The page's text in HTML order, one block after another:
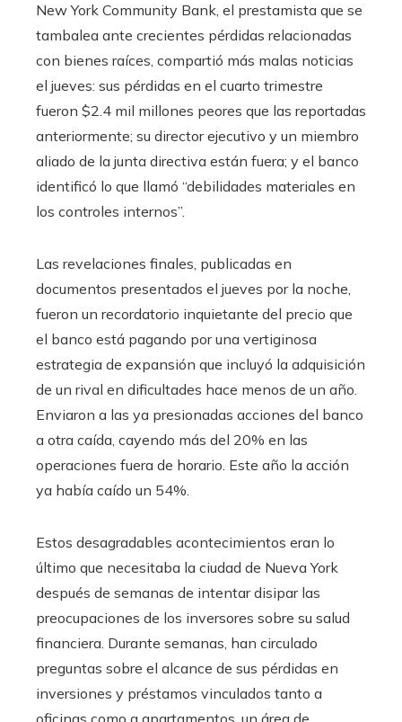
New York Community Bank, el prestamista que se
tambalea ante crecientes pérdidas relacionadas
con bienes raíces, compartió más malas noticias
el jueves: sus pérdidas en el cuarto trimestre
fueron $2.4 mil millones peores que las reportadas
anteriormente; su director ejecutivo y un miembro
aliado de la junta directiva están fuera; y el banco
identificó lo que llamó “debilidades materiales en
los controles internos”.
Las revelaciones finales, publicadas en
documentos presentados el jueves por la noche,
fueron un recordatorio inquietante del precio que
el banco está pagando por una vertiginosa
estrategia de expansión que incluyó la adquisición
de un rival en dificultades hace menos de un año.
Enviaron a las ya presionadas acciones del banco
a otra caída, cayendo más del 20% en las
operaciones fuera de horario. Este año la acción
ya había caído un 54%.
Estos desagradables acontecimientos eran lo
último que necesitaba la ciudad de Nueva York
después de semanas de intentar disipar las
preocupaciones de los inversores sobre su salud
financiera. Durante semanas, han circulado
preguntas sobre el alcance de sus pérdidas en
inversiones y préstamos vinculados tanto a
oficinas como a apartamentos, un área de